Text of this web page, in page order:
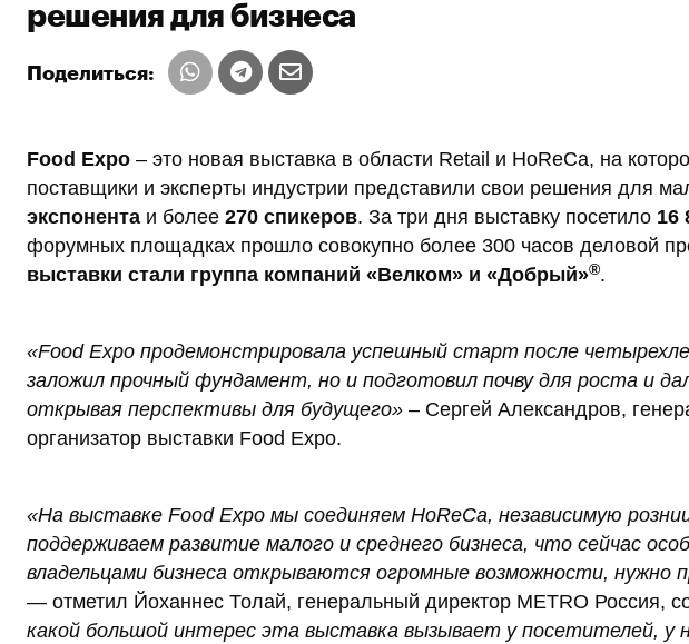
решения для бизнеса
Поделиться:
Food Expo – это новая выставка в области Retail и HoReCa, на
поставщики и эксперты индустрии представили свои решения для
экспонента и более 270 спикеров. За три дня выставку посетило 16
форумных площадках прошло совокупно более 300 часов деловой
выставки стали группа компаний «Велком» и «Добрый»®.
«Food Expо продемонстрировала успешный старт после
заложил прочный фундамент, но и подготовил почву для роста и
открывая перспективы для будущего» – Сергей Александров,
организатор выставки Food Expo.
«На выставке Food Expo мы соединяем HoReCa, независимую
поддерживаем развитие малого и среднего бизнеса, что сейчас
владельцами бизнеса открываются огромные возможности, нужно
— отметил Йоханнес Толай, генеральный директор METRO Россия,
какой большой интерес эта выставка вызывает у посетителей, у